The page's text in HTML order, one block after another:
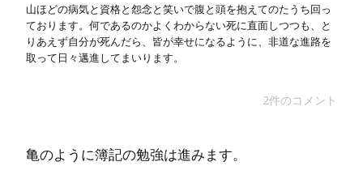
山ほどの病気と資格と怨念と笑いで腹と頭を抱えてのたうち回っ
ております。何であるのかよくわからない死に直面しつつも、と
りあえず自分が死んだら、皆が幸せになるように、非道な進路を
取って日々邁進してまいります。
2件のコメント
亀のように簿記の勉強は進みます。